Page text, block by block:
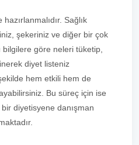
Sağlık
şekeriniz ve diğer bir çok
göre neleri tüketip,
diyet listeniz
hem etkili hem de
Bu süreç için ise
diyetisyene danışman